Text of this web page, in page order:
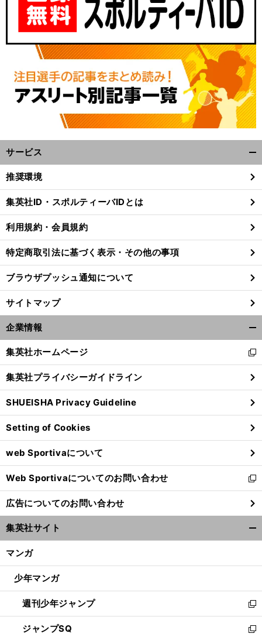
サービス
閉
る
推奨環境
集英社ID・スポルティーバIDとは
利用規約・会員規約
特定商取引法に基づく表示・その他の事項
ブラウザプッシュ通知について
サイトマップ
企業情報
閉
る
集英社ホームページ
新
し
い
ウ
ィ
ン
ド
ウ
で
開
く
集英社プライバシーガイドライン
SHUEISHA Privacy Guideline
Setting of Cookies
web Sportivaについて
Web Sportivaについてのお問い合わせ
新
し
い
ウ
ィ
ン
ウ
開
く
広告についてのお問い合わせ
集英社サイト
マンガ
少年マンガ
週刊少年ジャンプ
新
し
い
ジャンプSQ
新